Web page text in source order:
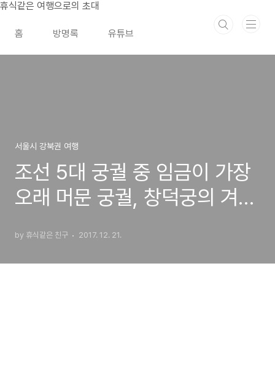
본문 바로가기
휴식같은 여행으로의 초대
홈 방명록 유튜브
서울시 강북권 여행
조선 5대 궁궐 중 임금이 가장
오래 머문 궁궐, 창덕궁의 겨울
by 휴식같은 친구 2017. 12. 21.